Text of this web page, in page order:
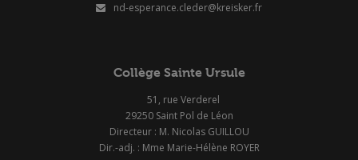
nd-esperance.cleder@kreisker.fr
Collège Sainte Ursule
51, rue Verderel
29250 Saint Pol de Léon
Directeur : M. Nicolas GUILLOU
Dir.-adj. : Mme Marie-Hélène ROYER